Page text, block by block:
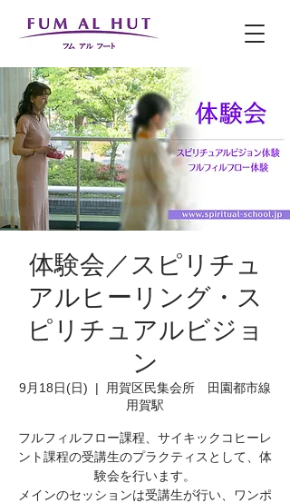
体験会／スピリチュ
アルヒーリング・ス
ピリチュアルビジョ
ン
9月18日(日)
  |
用賀区民集会所 田園都市線
用賀駅
フルフィルフロー課程、サイキックコヒーレ
ント課程の受講生のプラクティスとして、体
験会を行います。
メインのセッションは受講生が行い、ワンポ